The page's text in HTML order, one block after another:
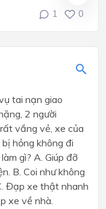
1 0
tai nạn giao
2 người
vắng vẻ, xe của
hỏng không đi
gì? A. Giúp đỡ
B. Coi như không
Đạp xe thật nhanh
xe về nhà.